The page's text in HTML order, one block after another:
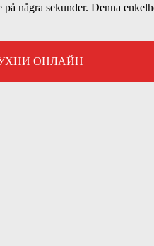
några sekunder. Denna
ОНЛАЙН